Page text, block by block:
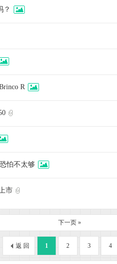
？
R
怕不太够
市
下一页 »
1 2 3 4
返 回